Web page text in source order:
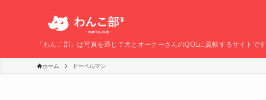
「わんこ部」は写真を通じて犬とオーナーさんのQOLに貢献するサイトです
ホーム ドーベルマン